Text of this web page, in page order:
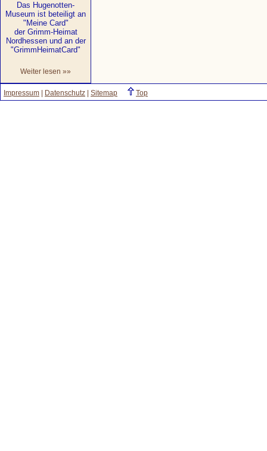
Das Hugenotten-
Museum ist beteiligt an
"Meine Card"
der Grimm-Heimat
Nordhessen und an der
"GrimmHeimatCard"
Weiter lesen »»
Impressum Datenschutz Sitemap Top